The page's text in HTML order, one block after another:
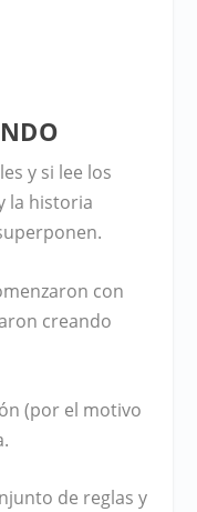
y si lee los
la historia
con
creando
(por el motivo
de reglas y